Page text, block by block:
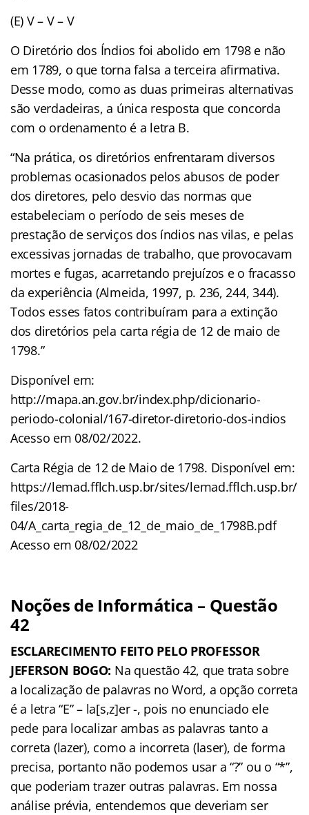
(E) V – V – V
O Diretório dos Índios foi abolido em 1798 e não
em 1789, o que torna falsa a terceira afirmativa.
Desse modo, como as duas primeiras alternativas
são verdadeiras, a única resposta que concorda
com o ordenamento é a letra B.
“Na prática, os diretórios enfrentaram diversos
problemas ocasionados pelos abusos de poder
dos diretores, pelo desvio das normas que
estabeleciam o período de seis meses de
prestação de serviços dos índios nas vilas, e pelas
excessivas jornadas de trabalho, que provocavam
mortes e fugas, acarretando prejuízos e o fracasso
da experiência (Almeida, 1997, p. 236, 244, 344).
Todos esses fatos contribuíram para a extinção
dos diretórios pela carta régia de 12 de maio de
1798.”
Disponível em:
http://mapa.an.gov.br/index.php/dicionario-
periodo-colonial/167-diretor-diretorio-dos-indios
Acesso em 08/02/2022.
Carta Régia de 12 de Maio de 1798. Disponível em:
https://lemad.fflch.usp.br/sites/lemad.fflch.usp.br/
files/2018-
04/A_carta_regia_de_12_de_maio_de_1798B.pdf
Acesso em 08/02/2022
Noções de Informática – Questão
42
ESCLARECIMENTO FEITO PELO PROFESSOR
JEFERSON BOGO: Na questão 42, que trata sobre
a localização de palavras no Word, a opção correta
é a letra “E” – la[s,z]er -, pois no enunciado ele
pede para localizar ambas as palavras tanto a
correta (lazer), como a incorreta (laser), de forma
precisa, portanto não podemos usar a “?” ou o “*”,
que poderiam trazer outras palavras. Em nossa
análise prévia, entendemos que deveriam ser